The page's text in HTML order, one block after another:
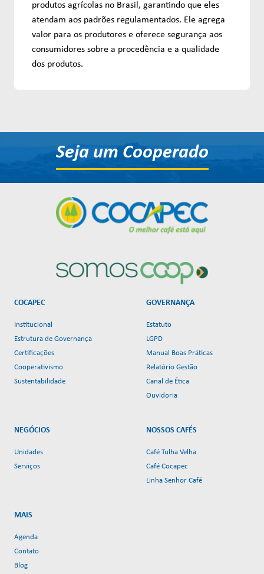
produtos agrícolas no Brasil, garantindo que eles
atendam aos padrões regulamentados. Ele agrega
valor para os produtores e oferece segurança aos
consumidores sobre a procedência e a qualidade
dos produtos.
Seja um Cooperado
COCAPEC
Institucional
Estrutura de Governança
Certificações
Cooperativismo
Sustentabilidade
GOVERNANÇA
Estatuto
LGPD
Manual Boas Práticas
Relatório Gestão
Canal de Ética
Ouvidoria
NEGÓCIOS
Unidades
Serviços
NOSSOS CAFÉS
Café Tulha Velha
Café Cocapec
Linha Senhor Café
MAIS
Agenda
Contato
Blog